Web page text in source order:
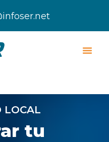
LOCAL
tu